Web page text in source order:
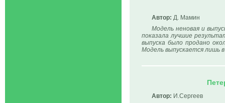
Автор: Д. Мамин
Модель неновая и
показала лучшие
выпуска было продано
Модель выпускается лишь
Автор: И.Сергеев